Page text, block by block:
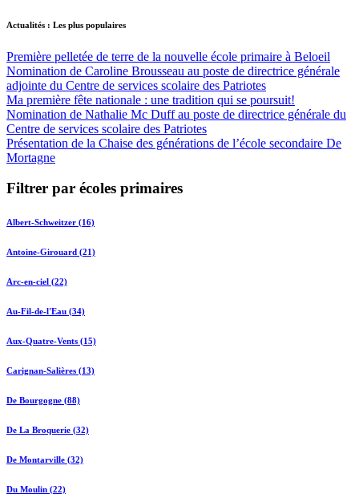
Actualités : Les plus populaires
Première pelletée de terre de la nouvelle école primaire à Beloeil
Nomination de Caroline Brousseau au poste de directrice générale
adjointe du Centre de services scolaire des Patriotes
Ma première fête nationale : une tradition qui se poursuit!
Nomination de Nathalie Mc Duff au poste de directrice générale du
Centre de services scolaire des Patriotes
Présentation de la Chaise des générations de l’école secondaire De
Mortagne
Filtrer par écoles primaires
Albert-Schweitzer (16)
Antoine-Girouard (21)
Arc-en-ciel (22)
Au-Fil-de-l'Eau (34)
Aux-Quatre-Vents (15)
Carignan-Salières (13)
De Bourgogne (88)
De La Broquerie (32)
De Montarville (32)
Du Moulin (22)